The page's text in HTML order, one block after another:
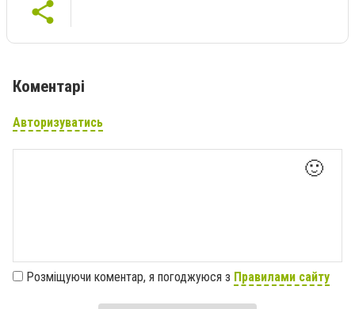
Коментарі
Авторизуватись
🙂
Розміщуючи коментар, я погоджуюся з Правилами сайту